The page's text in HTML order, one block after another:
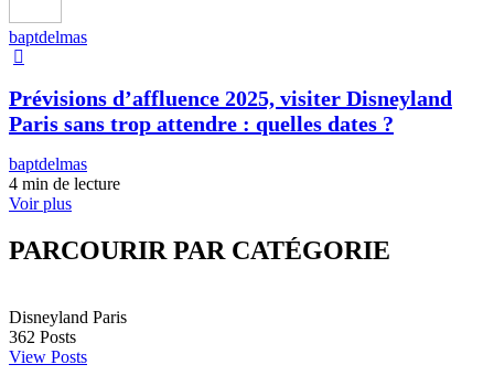
baptdelmas
Prévisions d’affluence 2025, visiter Disneyland
Paris sans trop attendre : quelles dates ?
baptdelmas
4 min de lecture
Voir plus
PARCOURIR PAR CATÉGORIE
Disneyland Paris
362 Posts
View Posts